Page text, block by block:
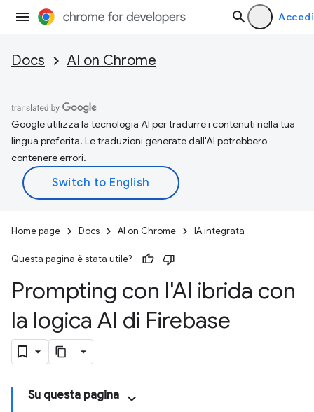
Accedi
Docs AI on Chrome
Google utilizza la tecnologia AI per tradurre i contenuti nella tua
lingua preferita. Le traduzioni generate dall'AI potrebbero
contenere errori.
Home page Docs AI on Chrome IA integrata
Questa pagina è stata utile?
Prompting con l'AI ibrida con
la logica AI di Firebase
Su questa pagina